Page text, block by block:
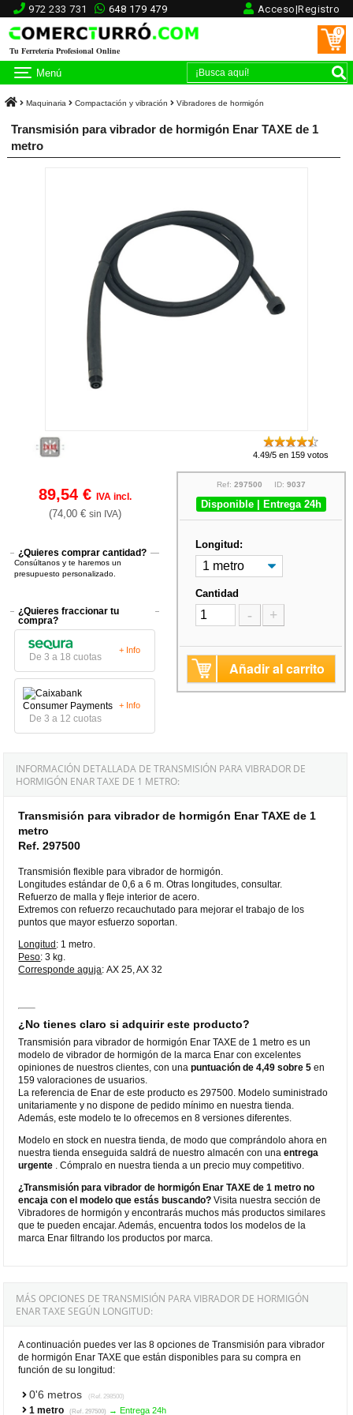
972 233 731 648 179 479 Acceso|Registro
Tu Ferretería Profesional Online
0
Menú
Maquinaria Compactación y vibración Vibradores de hormigón
Transmisión para vibrador de hormigón Enar TAXE de 1
metro
4.49/5 en 159 votos
89,54 € IVA incl.
(74,00 € sin IVA)
¿Quieres comprar cantidad?
Consúltanos y te haremos un
presupuesto personalizado.
¿Quieres fraccionar tu
compra?
De 3 a 18 cuotas
+ Info
De 3 a 12 cuotas
+ Info
Ref: 297500 ID: 9037
Disponible | Entrega 24h
Longitud:
Cantidad
- +
Añadir al carrito
INFORMACIÓN DETALLADA DE TRANSMISIÓN PARA VIBRADOR DE
HORMIGÓN ENAR TAXE DE 1 METRO:
Transmisión para vibrador de hormigón Enar TAXE de 1
metro
Ref. 297500
Transmisión flexible para vibrador de hormigón.
Longitudes estándar de 0,6 a 6 m. Otras longitudes, consultar.
Refuerzo de malla y fleje interior de acero.
Extremos con refuerzo recauchutado para mejorar el trabajo de los
puntos que mayor esfuerzo soportan.
Longitud: 1 metro.
Peso: 3 kg.
Corresponde aguja: AX 25, AX 32
¿No tienes claro si adquirir este producto?
Transmisión para vibrador de hormigón Enar TAXE de 1 metro es un
modelo de vibrador de hormigón de la marca Enar con excelentes
opiniones de nuestros clientes, con unapuntuación de 4,49 sobre 5 en
159 valoraciones de usuarios.
La referencia de Enar de este producto es 297500. Modelo suministrado
unitariamente y no dispone de pedido mínimo en nuestra tienda.
Además, este modelo te lo ofrecemos en 8 versiones diferentes.
Modelo en stock en nuestra tienda, de modo que comprándolo ahora en
nuestra tienda enseguida saldrá de nuestro almacén con unaentrega
urgente . Cómpralo en nuestra tienda a un precio muy competitivo.
¿Transmisión para vibrador de hormigón Enar TAXE de 1 metro no
encaja con el modelo que estás buscando? Visita nuestra sección de
Vibradores de hormigón y encontrarás muchos más productos similares
que te pueden encajar. Además, encuentra todos los modelos de la
marca Enar filtrando los productos por marca.
MÁS OPCIONES DE TRANSMISIÓN PARA VIBRADOR DE HORMIGÓN
ENAR TAXE SEGÚN LONGITUD:
A continuación puedes ver las 8 opciones de Transmisión para vibrador
de hormigón Enar TAXE que están disponibles para su compra en
función de su longitud:
0'6 metros (Ref. 298500)
1 metro (Ref. 297500) → Entrega 24h